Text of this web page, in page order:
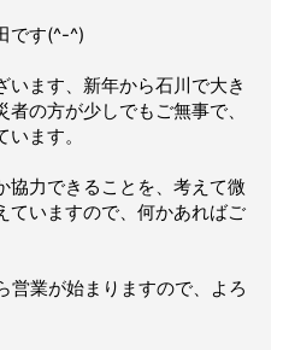
です(^-^)
ます、新年から石川で大き
者の方が少しでもご無事で、
ます。
力できることを、考えて微
ていますので、何かあればご
業が始まりますので、よろ